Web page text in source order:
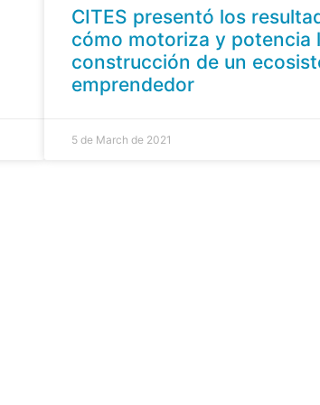
CITES presentó los
cómo motoriza y potencia
construcción de un
emprendedor
5 de March de 2021